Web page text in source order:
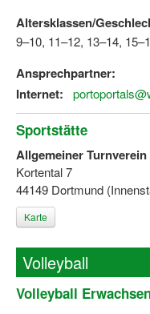
Altersklassen/
9–10, 11–12, 13–14,
Ansprechpartner:
Internet:
Sportstätte
Allgemeiner Turnverein
Kortental 7
44149 Dortmund
Karte
Volleyball
Volleyball